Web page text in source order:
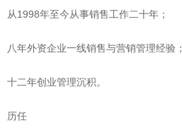
从1998年至今从事销售工作二十年；
八年外资企业一线销售与营销管理经验；
十二年创业管理沉积。
历任